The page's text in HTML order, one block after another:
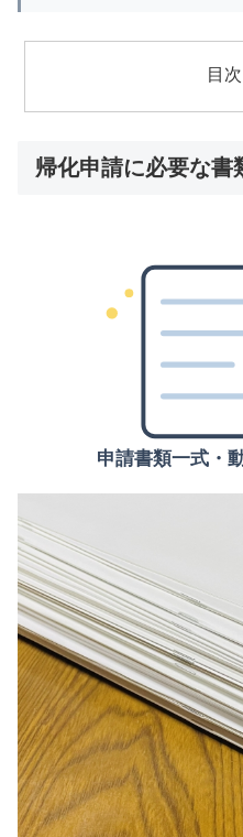
目次
帰化申請に必要な書
申請書類一式・